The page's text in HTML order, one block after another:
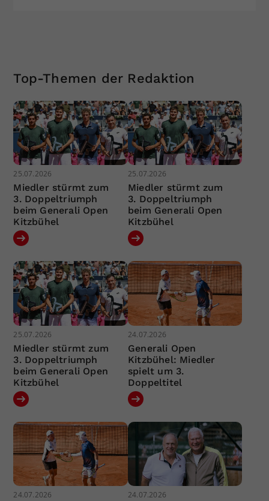
Top-Themen der Redaktion
25.07.2026
Miedler stürmt zum
3. Doppeltriumph
beim Generali Open
Kitzbühel
25.07.2026
Miedler stürmt zum
3. Doppeltriumph
beim Generali Open
Kitzbühel
25.07.2026
Miedler stürmt zum
3. Doppeltriumph
beim Generali Open
Kitzbühel
24.07.2026
Generali Open
Kitzbühel: Miedler
spielt um 3.
Doppeltitel
24.07.2026 24.07.2026